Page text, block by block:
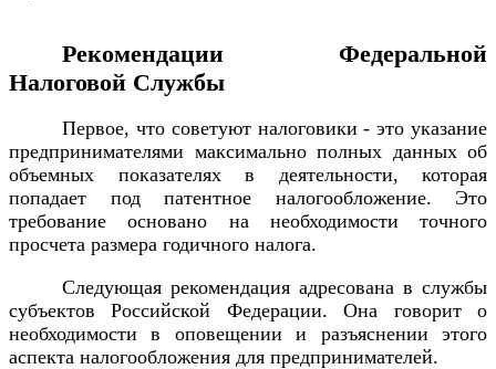
Рекомендации Федеральной
Налоговой Службы
Первое, что советуют налоговики - это указание
предпринимателями максимально полных данных об
объемных показателях в деятельности, которая
попадает под патентное налогообложение. Это
требование основано на необходимости точного
просчета размера годичного налога.
Следующая рекомендация адресована в службы
субъектов Российской Федерации. Она говорит о
необходимости в оповещении и разъяснении этого
аспекта налогообложения для предпринимателей.